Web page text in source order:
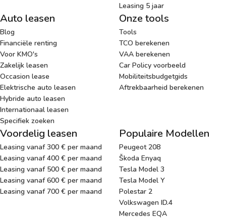
Leasing 5 jaar
Auto leasen
Blog
Financiële renting
Voor KMO's
Zakelijk leasen
Occasion lease
Elektrische auto leasen
Hybride auto leasen
Internationaal leasen
Specifiek zoeken
Onze tools
Tools
TCO berekenen
VAA berekenen
Car Policy voorbeeld
Mobiliteitsbudgetgids
Aftrekbaarheid berekenen
Voordelig leasen
Leasing vanaf 300 € per maand
Leasing vanaf 400 € per maand
Leasing vanaf 500 € per maand
Leasing vanaf 600 € per maand
Leasing vanaf 700 € per maand
Populaire Modellen
Peugeot 208
Škoda Enyaq
Tesla Model 3
Tesla Model Y
Polestar 2
Volkswagen ID.4
Mercedes EQA